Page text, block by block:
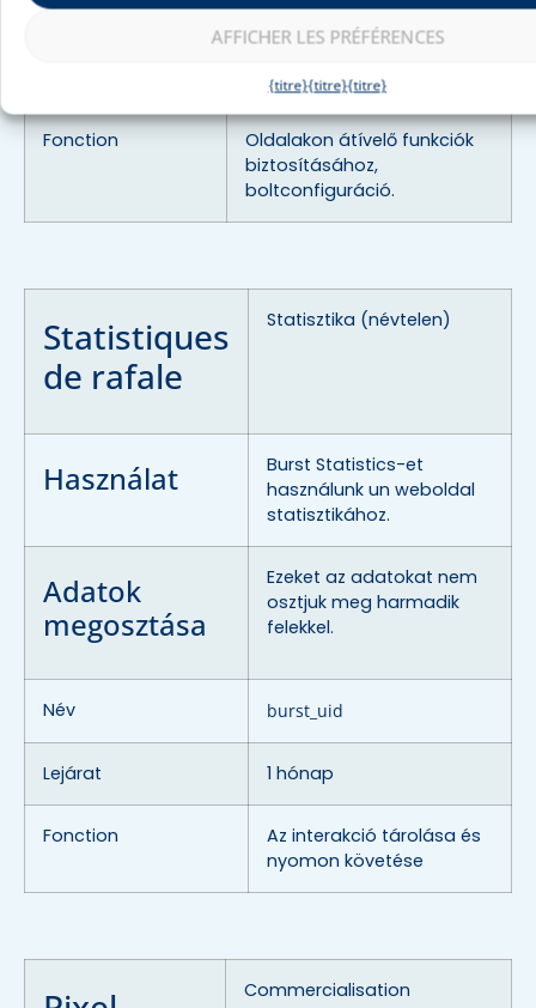
AFFICHER LES PRÉFÉRENCES
{titre}{titre}{titre}
Név e_globals
Munkamenet
Fonction
Oldalakon átívelő funkciók
biztosításához,
boltconfiguráció.
Statistiques
de rafale
Statisztika (névtelen)
Használat
Burst Statistics-et
használunk un weboldal
statisztikához.
Adatok
megosztása
Ezeket az adatokat nem
osztjuk meg harmadik
felekkel.
Név burst_uid
Lejárat 1 hónap
Fonction
Az interakció tárolása és
nyomon követése
Commercialisation